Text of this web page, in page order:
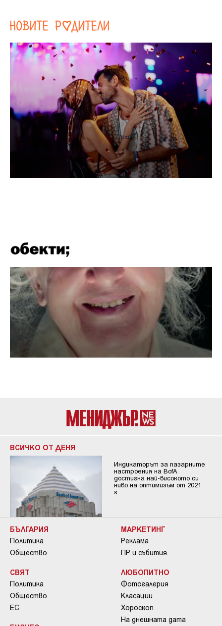
ВСИЧКО ОТ ДЕНЯ
Индикаторът за пазарните
настроения на BofA
достигна най-високото си
ниво на оптимизъм от 2021
г.
БЪЛГАРИЯ
Политика
Общество
СВЯТ
Политика
Общество
ЕС
МАРКЕТИНГ
Реклама
ПР и събития
ЛЮБОПИТНО
Фотогалерия
Класации
Хороскоп
На днешната дата